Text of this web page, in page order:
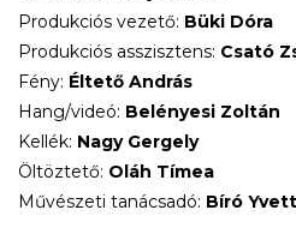
Produkciós vezető: Büki Dóra
Produkciós asszisztens: Csató
Fény: Éltető András
Hang/videó: Belényesi Zoltán
Kellék: Nagy Gergely
Öltöztető: Oláh Tímea
Művészeti tanácsadó: Bíró